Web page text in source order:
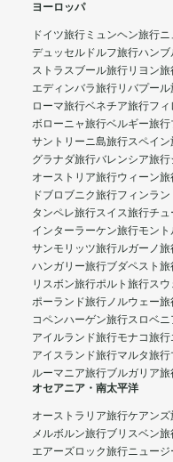
ヨーロッパ
ドイツ旅行 ミュンヘン旅行ニ
デュッセルドルフ旅行ハンブ
ストラスブール旅行リヨン旅
エディンバラ旅行リバプール
ローマ旅行ベネチア旅行フ
ボローニャ旅行ベルギー旅行
サントリーニ島旅行スペイン
グラナダ旅行バレンシア旅行
オーストリア旅行ウィーン旅
ドブロブニク旅行フィンラ
タンペレ旅行スイス旅行チュ
インターラーケン旅行モン
サンモリッツ旅行ルガーノ旅
ハンガリー旅行ブダペスト旅
リスボン旅行ポルト旅行ス
ポーランド旅行ノルウェー旅
コペンハーゲン旅行スロベ
アイルランド旅行モナコ旅行
アイスランド旅行マルタ旅行
ルーマニア旅行ブルガリア旅
オセアニア・南太平洋
オーストラリア旅行ケアンズ
メルボルン旅行ブリスベン旅
エアーズロック旅行ニュー